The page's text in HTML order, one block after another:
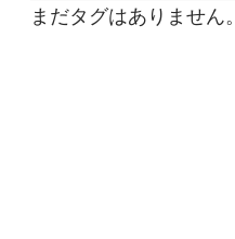
まだタグはありません。